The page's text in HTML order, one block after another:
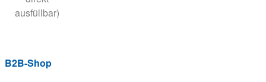
ausfüllbar)
B2B-Shop